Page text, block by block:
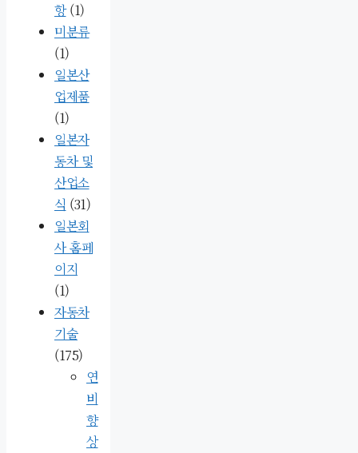
항(1)
미분류
(1)
일본산
업제품
(1)
일본자
동차 및
산업소
식 (31)
일본회
사 홈페
이지
(1)
자동차
기술
(175)
연
비
향
상